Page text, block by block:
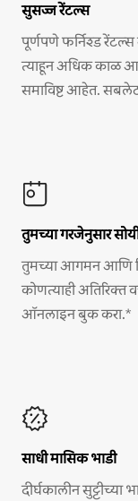
सुसज्ज रेंटल्स
पूर्णपणे फर्निश्ड
त्याहून अधिक काळ
समाविष्ट आहेत.
तुमच्या गरजेनुसार
तुमच्या आगमन आणि
कोणत्याही अतिरिक्त
ऑनलाइन बुक करा.*
साधी मासिक भाडी
दीर्घकालीन